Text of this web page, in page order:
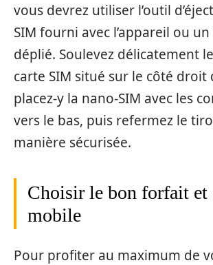
vous devrez utiliser l’outil
SIM fourni avec l’appareil ou
déplié. Soulevez délicatement
carte SIM situé sur le côté droit
placez-y la nano-SIM avec les
vers le bas, puis refermez le
manière sécurisée.
Choisir le bon forfait et
mobile
Pour profiter au maximum de